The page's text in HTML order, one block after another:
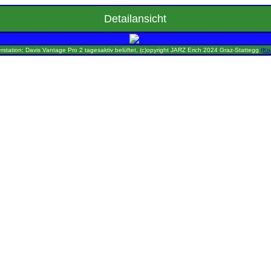
Detailansicht
Davis Vantage Pro 2 tagesaktiv belüftet, (c)opyright JARZ Erich 2024 Graz-Stattegg